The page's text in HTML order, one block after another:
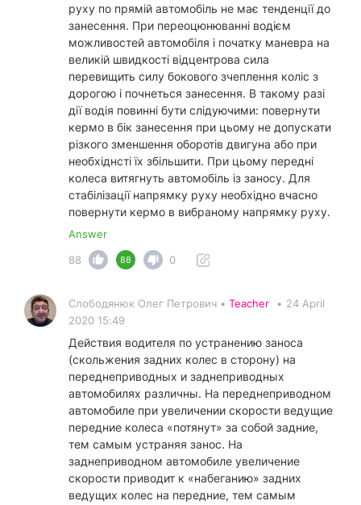
руху по прямій автомобіль не має тенденції до
занесення. При переоцюнюванні водієм
можливостей автомобіля і початку маневра на
великій швидкості відцентрова сила
перевищить силу бокового зчеплення коліс з
дорогою і почнеться занесення. В такому разі
дії водія повинні бути слідуючими: повернути
кермо в бік занесення при цьому не допускати
різкого зменшення оборотів двигуна або при
необхіднсті їх збільшити. При цьому передні
колеса витягнуть автомобіль із заносу. Для
стабілізації напрямку руху необхідно вчасно
повернути кермо в вибраному напрямку руху.
Answer
88
88 0
Слободянюк Олег Петрович • Teacher • 24 April
2020 15:49
Действия водителя по устранению заноса
(скольжения задних колес в сторону) на
переднеприводных и заднеприводных
автомобилях различны. На переднеприводном
автомобиле при увеличении скорости ведущие
передние колеса «потянут» за собой задние,
тем самым устраняя занос. На
заднеприводном автомобиле увеличение
скорости приводит к «набеганию» задних
ведущих колес на передние, тем самым